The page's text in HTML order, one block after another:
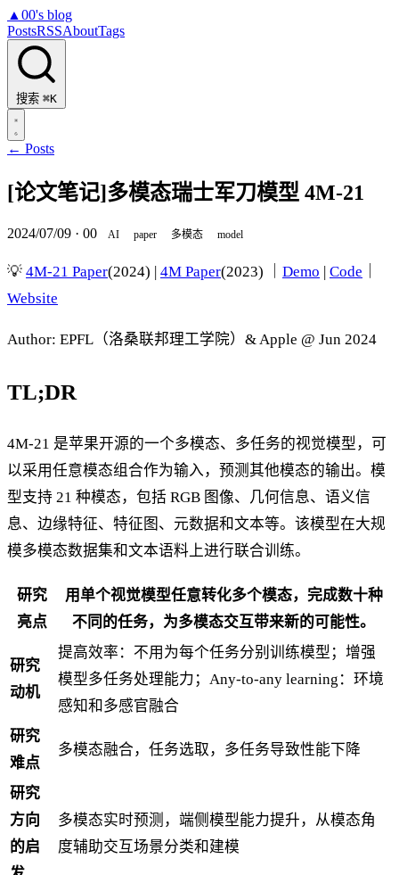
▲ 00's blog
PostsRSSAboutTags
搜索 ⌘K
← Posts
[论文笔记]多模态瑞士军刀模型 4M-21
2024/07/09 · 00 AI paper 多模态 model
💡 4M-21 Paper(2024) | 4M Paper(2023) ｜ Demo | Code
Website
Author: EPFL（洛桑联邦理工学院）& Apple @ Jun 2024
TL;DR
4M-21 是苹果开源的一个多模态、多任务的视觉模型，可
以采用任意模态组合作为输入，预测其他模态的输出。模
型支持 21 种模态，包括 RGB 图像、几何信息、语义信
息、边缘特征、特征图、元数据和文本等。该模型在大规
模多模态数据集和文本语料上进行联合训练。
研究
亮点
用单个视觉模型任意转化多个模态，完成数十种
不同的任务，为多模态交互带来新的可能性。
研究
动机
提高效率：不用为每个任务分别训练模型；增强
模型多任务处理能力；Any-to-any learning：环境
感知和多感官融合
研究
难点
多模态融合，任务选取，多任务导致性能下降
研究
方向
的启
多模态实时预测，端侧模型能力提升，从模态角
度辅助交互场景分类和建模